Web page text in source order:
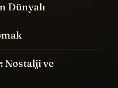
Dünyalı
Nostalji ve